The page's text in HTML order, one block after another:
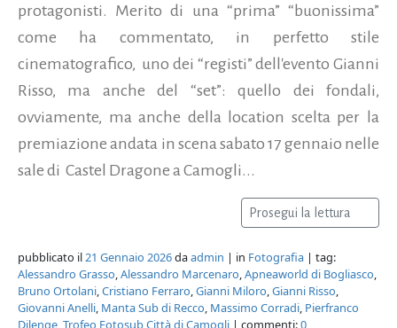
protagonisti. Merito di una “prima” “buonissima”
come ha commentato, in perfetto stile
cinematografico, uno dei “registi” dell'evento Gianni
Risso, ma anche del “set”: quello dei fondali,
ovviamente, ma anche della location scelta per la
premiazione andata in scena sabato 17 gennaio nelle
sale di Castel Dragone a Camogli...
Prosegui la lettura
pubblicato il21 Gennaio 2026daadmin | in Fotografia | tag:
Alessandro Grasso,Alessandro Marcenaro,Apneaworld di Bogliasco,
Bruno Ortolani,Cristiano Ferraro,Gianni Miloro,Gianni Risso,
Giovanni Anelli, Manta Sub di Recco, Massimo Corradi, Pierfranco
Dilenge,Trofeo Fotosub Città di Camogli | commenti:0